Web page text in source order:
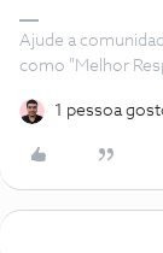
Ajude a
como "Melhor
1 pessoa